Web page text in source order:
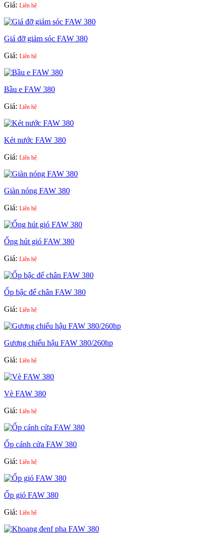
Giá: Liên hệ
Giá đỡ giảm sóc FAW 380
Giá: Liên hệ
Bầu e FAW 380
Giá: Liên hệ
Két nước FAW 380
Giá: Liên hệ
Giàn nóng FAW 380
Giá: Liên hệ
Ống hút gió FAW 380
Giá: Liên hệ
Ốp bậc để chân FAW 380
Giá: Liên hệ
Gương chiếu hậu FAW 380/260hp
Giá: Liên hệ
Vè FAW 380
Giá: Liên hệ
Ốp cánh cửa FAW 380
Giá: Liên hệ
Ốp gió FAW 380
Giá: Liên hệ